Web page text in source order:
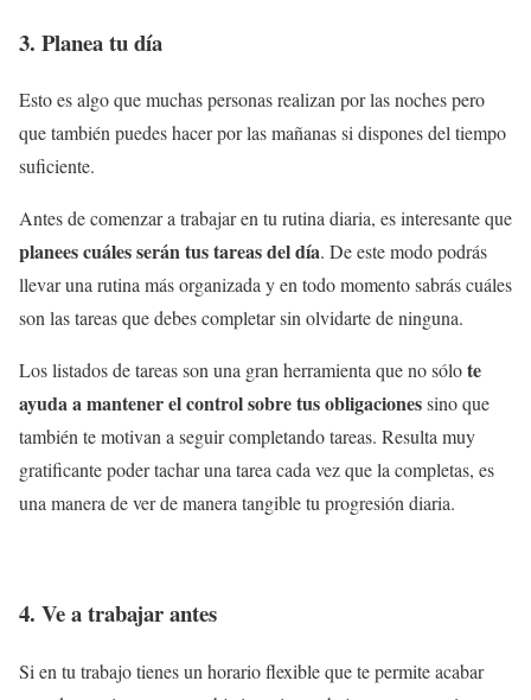
3. Planea tu día
Esto es algo que muchas personas realizan por las noches pero
que también puedes hacer por las mañanas si dispones del tiempo
suficiente.
Antes de comenzar a trabajar en tu rutina diaria, es interesante que
planees cuáles serán tus tareas del día. De este modo podrás
llevar una rutina más organizada y en todo momento sabrás cuáles
son las tareas que debes completar sin olvidarte de ninguna.
Los listados de tareas son una gran herramienta que no sólote
ayuda a mantener el control sobre tus obligacionessino que
también te motivan a seguir completando tareas. Resulta muy
gratificante poder tachar una tarea cada vez que la completas, es
una manera de ver de manera tangible tu progresión diaria.
4. Ve a trabajar antes
Si en tu trabajo tienes un horario flexible que te permite acabar